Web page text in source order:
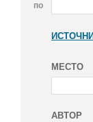
по
МЕСТО
АВТОР